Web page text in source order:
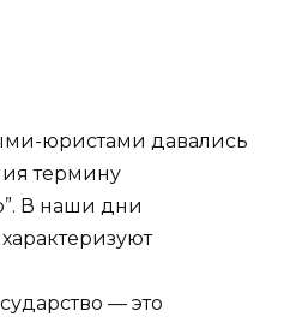
юристами давались
термину
В наши дни
— это